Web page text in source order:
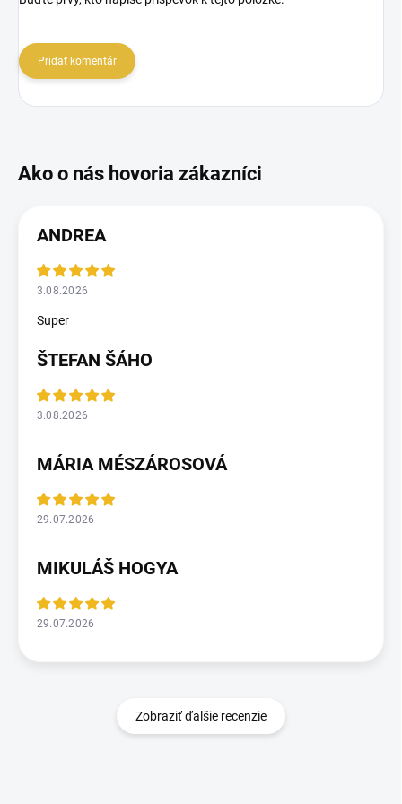
Pridať komentár
ANDREA
3.08.2026
Super
ŠTEFAN ŠÁHO
3.08.2026
MÁRIA MÉSZÁROSOVÁ
29.07.2026
MIKULÁŠ HOGYA
29.07.2026
Zobraziť ďalšie recenzie